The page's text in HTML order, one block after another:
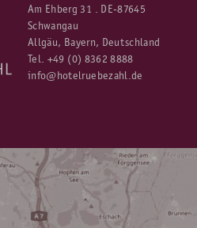
Am Ehberg 31 . DE-87645
Schwangau
Allgäu, Bayern, Deutschland
Tel. +49 (0) 8362 8888
info@hotelruebezahl.de